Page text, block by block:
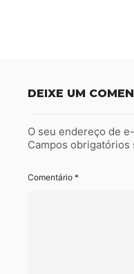
DEIXE UM
O seu endereço de
Campos obrigatórios
Comentário *